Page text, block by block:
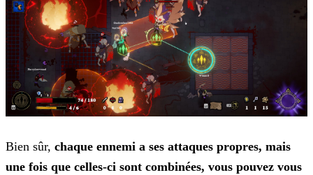
Bien sûr, chaque ennemi a ses attaques propres, mais
une fois que celles-ci sont combinées, vous pouvez vous